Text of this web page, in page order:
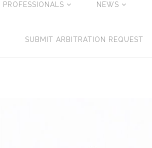
PROFESSIONALS NEWS
SUBMIT ARBITRATION REQUEST